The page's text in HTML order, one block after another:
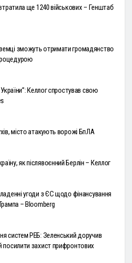
ще 1240 військових – Генштаб
зможуть отримати громадянство
Келлог спростував свою
місто атакують ворожі БпЛА
як післявоєнний Берлін – Келлог
угоди з ЄС щодо фінансування
– Bloomberg
систем РЕБ: Зеленський доручив
посилити захист прифронтових